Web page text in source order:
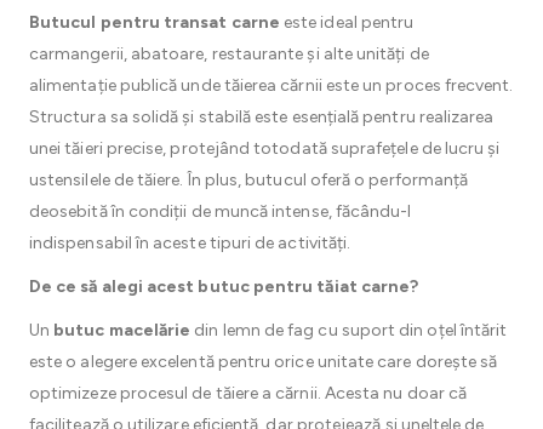
Butucul pentru transat carne este ideal pentru
carmangerii, abatoare, restaurante și alte unități de
alimentație publică unde tăierea cărnii este un proces frecvent.
Structura sa solidă și stabilă este esențială pentru realizarea
unei tăieri precise, protejând totodată suprafețele de lucru și
ustensilele de tăiere. În plus, butucul oferă o performanță
deosebită în condiții de muncă intense, făcându-l
indispensabil în aceste tipuri de activități.
De ce să alegi acest butuc pentru tăiat carne?
Un butuc macelărie din lemn de fag cu suport din oțel întărit
este o alegere excelentă pentru orice unitate care dorește să
optimizeze procesul de tăiere a cărnii. Acesta nu doar că
facilitează o utilizare eficientă, dar protejează și uneltele de